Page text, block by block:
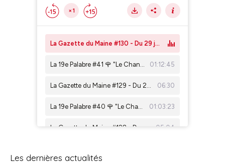
Les dernières actualités